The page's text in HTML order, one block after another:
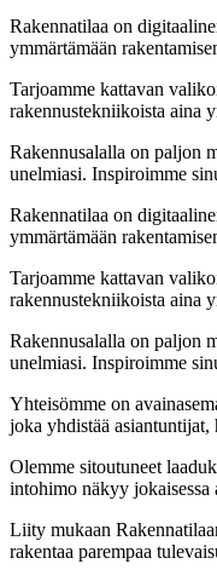
Rakennatilaa on
ymmärtämään
Tarjoamme kattavan
rakennustekniikoista aina
Rakennusalalla on paljon
unelmiasi. Inspiroimme
Rakennatilaa on
ymmärtämään
Tarjoamme kattavan
rakennustekniikoista aina
Rakennusalalla on paljon
unelmiasi. Inspiroimme
Yhteisömme on
joka yhdistää asiantuntijat,
Olemme sitoutuneet
intohimo näkyy jokaisessa
Liity mukaan
rakentaa parempaa